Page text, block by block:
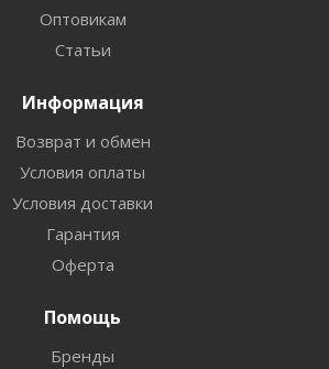
Оптовикам
Статьи
Информация
Возврат и обмен
Условия оплаты
Условия доставки
Гарантия
Оферта
Помощь
Бренды